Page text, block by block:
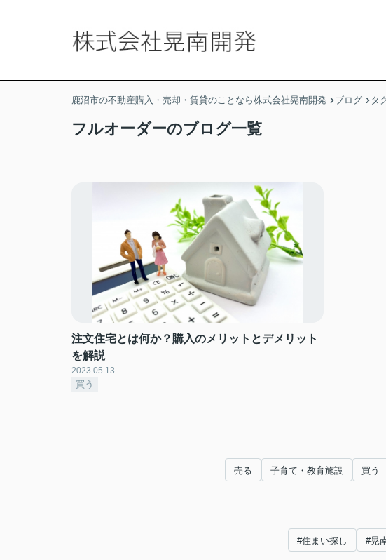
鹿沼市の不動産購入・売却・賃貸のことなら株式会社晃南開発 ブログ タ
フルオーダーのブログ一覧
注文住宅とは何か？購入のメリットとデメリット
を解説
2023.05.13
買う
売る 子育て・教育施設 買う
#住まい探し #晃